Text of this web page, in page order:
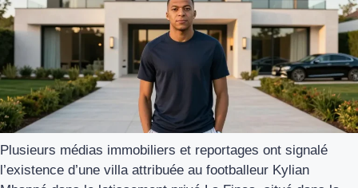
Plusieurs médias immobiliers et reportages ont signalé
l’existence d’une villa attribuée au footballeur Kylian